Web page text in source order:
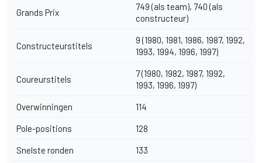
Grands Prix
749 (als team), 740 (als
constructeur)
Constructeurstitels
9 (1980, 1981, 1986, 1987, 1992,
1993, 1994, 1996, 1997)
Coureurstitels
7 (1980, 1982, 1987, 1992,
1993, 1996, 1997)
Overwinningen 114
Pole-positions 128
Snelste ronden 133